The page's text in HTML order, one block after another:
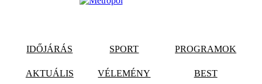
IDŐJÁRÁS SPORT PROGRAMOK
AKTUÁLIS VÉLEMÉNY BEST